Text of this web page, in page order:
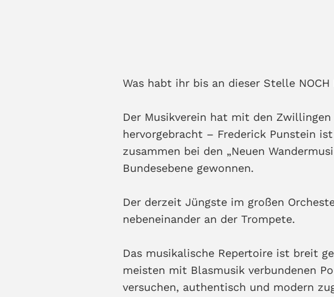
Was habt ihr bis an dieser Stelle NOCH
Der Musikverein hat mit den
hervorgebracht – Frederick Punstein
zusammen bei den „Neuen
Bundesebene gewonnen.
Der derzeit Jüngste im großen
nebeneinander an der Trompete.
Das musikalische Repertoire ist breit
meisten mit Blasmusik verbundenen
versuchen, authentisch und modern